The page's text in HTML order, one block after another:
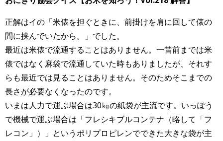
正解はイの「米俵を担ぐときに、前掛けを肩に回して俵の
間に挟んでいたから。」でした。
最近は米俵で流通することはありません。一昔前までは米
俵ではなく麻袋で流通していた時もありましたが、それす
らも最近では見ることはありません。そのためそこまでの
長さが必要なくなったのです。
いまは人力で運ぶ場合は30㎏の紙袋が主流です。いっぽう
で機械で運ぶ場合は「フレシキブルコンテナ（略して「フ
レコン」）」というポリプロピレンでできた大きな袋が主